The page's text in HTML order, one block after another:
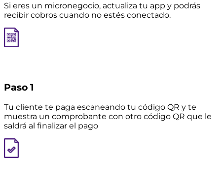
Si eres un micronegocio, actualiza tu app y podrás
recibir cobros cuando no estés conectado.
Paso 1
Tu cliente te paga escaneando tu código QR y te
muestra un comprobante con otro código QR que le
saldrá al finalizar el pago